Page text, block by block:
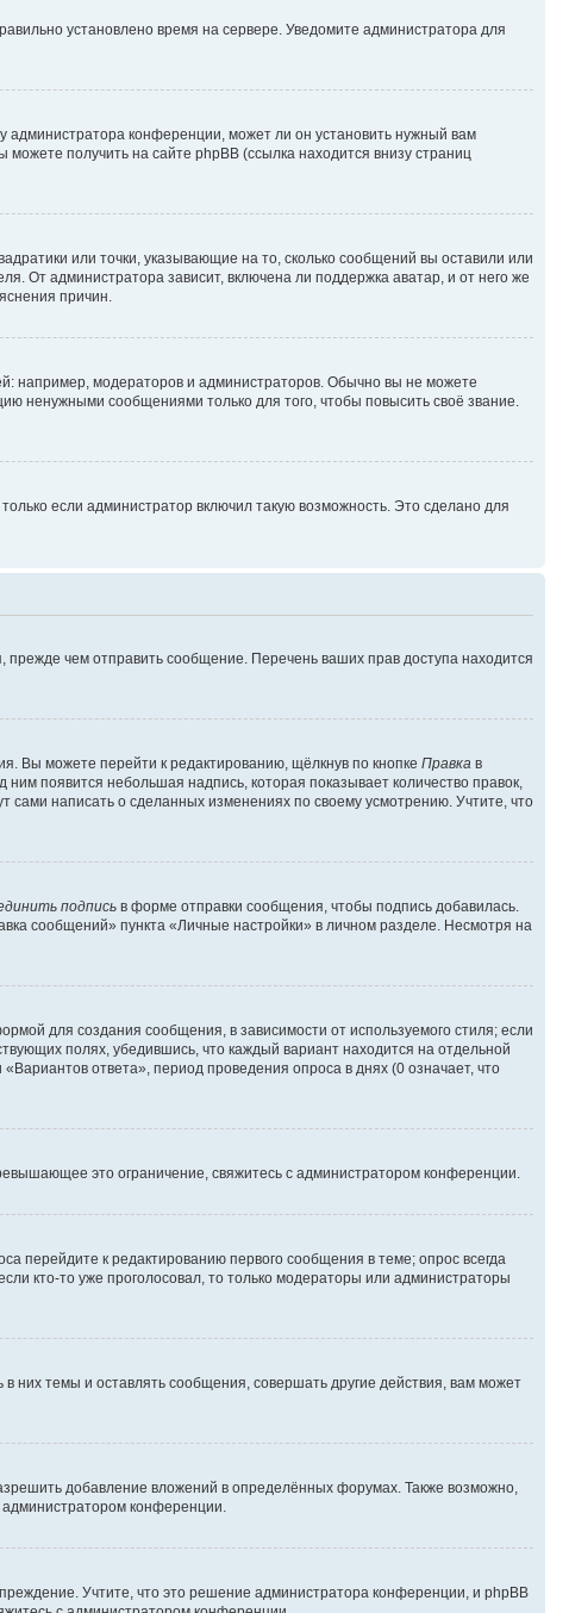
установлено время на сервере. Уведомите администратора для
администратора конференции, может ли он установить нужный вам
получить на сайте phpBB (ссылка находится внизу страниц
или точки, указывающие на то, сколько сообщений вы оставили или
От администратора зависит, включена ли поддержка аватар, и от него же
причин.
например, модераторов и администраторов. Обычно вы не можете
ненужными сообщениями только для того, чтобы повысить своё звание.
если администратор включил такую возможность. Это сделано для
чем отправить сообщение. Перечень ваших прав доступа находится
Вы можете перейти к редактированию, щёлкнув по кнопке Правка в
появится небольшая надпись, которая показывает количество правок,
сами написать о сделанных изменениях по своему усмотрению. Учтите, что
подпись в форме отправки сообщения, чтобы подпись добавилась.
сообщений» пункта «Личные настройки» в личном разделе. Несмотря на
для создания сообщения, в зависимости от используемого стиля; если
полях, убедившись, что каждый вариант находится на отдельной
ответа», период проведения опроса в днях (0 означает, что
это ограничение, свяжитесь с администратором конференции.
перейдите к редактированию первого сообщения в теме; опрос всегда
кто-то уже проголосовал, то только модераторы или администраторы
них темы и оставлять сообщения, совершать другие действия, вам может
добавление вложений в определённых форумах. Также возможно,
конференции.
Учтите, что это решение администратора конференции, и phpBB